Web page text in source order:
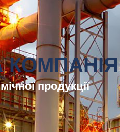
продукції